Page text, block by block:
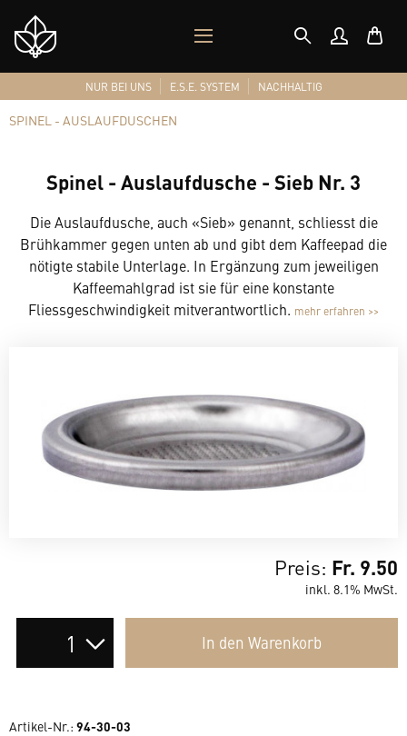
Shop
Logo
MOBILES
MENÜ
NUR BEI UNS E.S.E. SYSTEM NACHHALTIG
SPINEL - AUSLAUFDUSCHEN
Spinel - Auslaufdusche - Sieb Nr. 3
Die Auslaufdusche, auch «Sieb» genannt, schliesst die
Brühkammer gegen unten ab und gibt dem Kaffeepad die
nötigte stabile Unterlage. In Ergänzung zum jeweiligen
Kaffeemahlgrad ist sie für eine konstante
Fliessgeschwindigkeit mitverantwortlich. mehr erfahren >>
Preis: Fr. 9.50
inkl. 8.1% MwSt.
In den Warenkorb
Artikel-Nr.: 94-30-03